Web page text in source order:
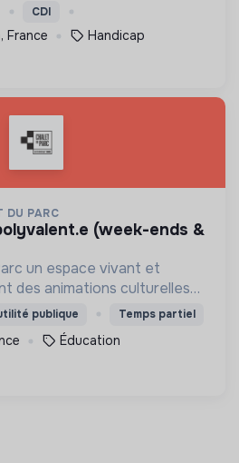
ou psychique
CDI
France Handicap
DU PARC
un espace vivant et
des animations culturelles
expos, jeux) pour vivre
et inspirante.
publique
Temps partiel
Éducation